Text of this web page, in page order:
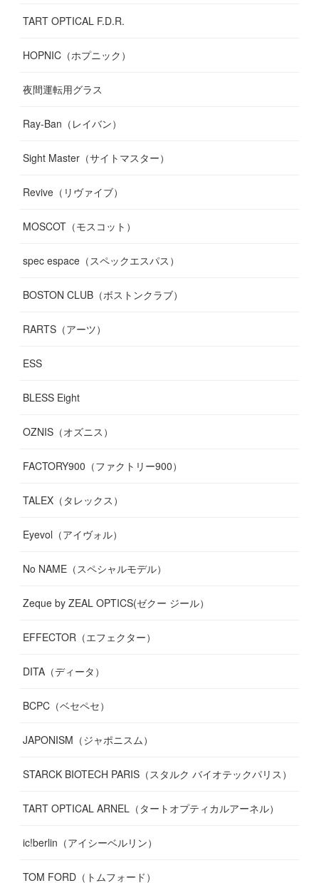
TART OPTICAL F.D.R.
HOPNIC（ホプニック）
夜間運転用グラス
Ray-Ban（レイバン）
Sight Master（サイトマスター）
Revive（リヴァイブ）
MOSCOT（モスコット）
spec espace（スペックエスパス）
BOSTON CLUB（ボストンクラブ）
RARTS（アーツ）
ESS
BLESS Eight
OZNIS（オズニス）
FACTORY900（ファクトリー900）
TALEX（タレックス）
Eyevol（アイヴォル）
No NAME（スペシャルモデル）
Zeque by ZEAL OPTICS(ゼクー ジール）
EFFECTOR（エフェクター）
DITA（ディータ）
BCPC（ベセペセ）
JAPONISM（ジャポニスム）
STARCK BIOTECH PARIS（スタルク バイオテックパリス）
TART OPTICAL ARNEL（タートオプティカルアーネル）
ic!berlin（アイシーベルリン）
TOM FORD（トムフォード）